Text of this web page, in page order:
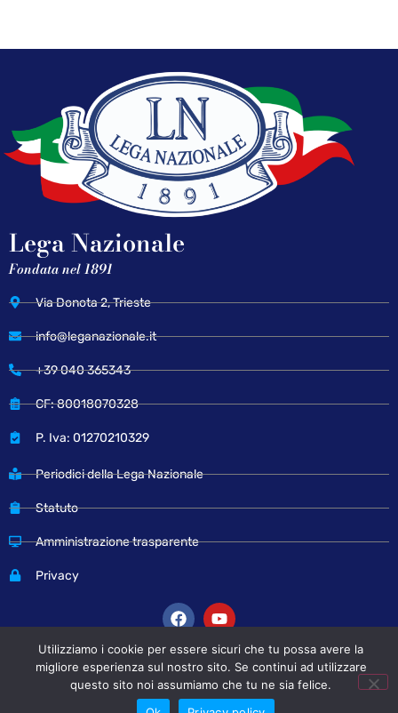
Lega Nazionale
Fondata nel 1891
Via Donota 2, Trieste
info@leganazionale.it
+39 040 365343
CF: 80018070328
P. Iva: 01270210329
Periodici della Lega Nazionale
Statuto
Amministrazione trasparente
Privacy
© Copyright 2024 Lega Nazionale
Utilizziamo i cookie per essere sicuri che tu possa avere la
migliore esperienza sul nostro sito. Se continui ad utilizzare
questo sito noi assumiamo che tu ne sia felice.